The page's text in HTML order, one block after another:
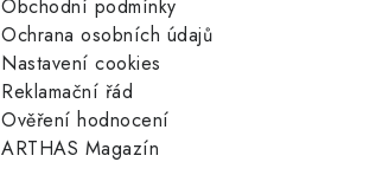
Obchodní podmínky
Ochrana osobních údajů
Nastavení cookies
Reklamační řád
Ověření hodnocení
ARTHAS Magazín